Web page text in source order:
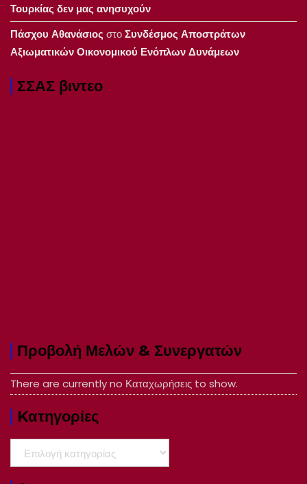
Τουρκίας δεν μας ανησυχούν
Πάσχου Αθανάσιος στοΣυνδέσμος Αποστράτων
Αξιωματικών Οικονομικού Ενόπλων Δυνάμεων
ΣΣΑΣ βιντεο
Προβολή Μελών & Συνεργατών
There are currently no Καταχωρήσεις to show.
Kατηγορίες